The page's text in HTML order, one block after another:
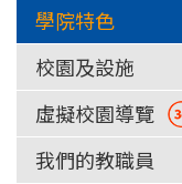
學院特色
校園及設施
虛擬校園導覽
我們的教職員